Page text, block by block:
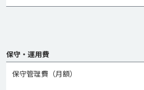
保守・運用費
保守管理費（月額）